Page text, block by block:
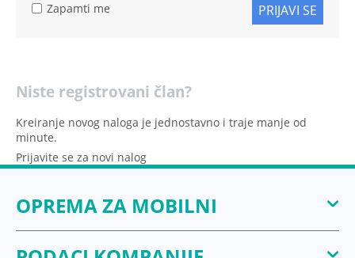
PRIJAVI SE
Zapamti me
Niste registrovani član?
Kreiranje novog naloga je jednostavno i traje manje od
minute.
Prijavite se za novi nalog
OPREMA ZA MOBILNI